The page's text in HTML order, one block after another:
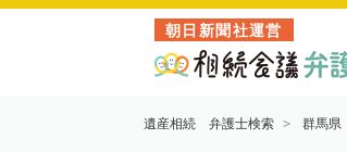
朝日新聞社運営
遺産相続 弁護士検索 群馬